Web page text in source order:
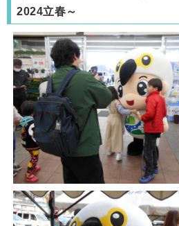
2024立春～